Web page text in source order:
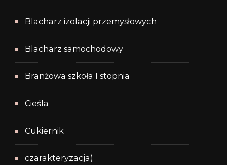
Blacharz izolacji przemysłowych
Blacharz samochodowy
Branżowa szkoła I stopnia
Cieśla
Cukiernik
czarakteryzacja)